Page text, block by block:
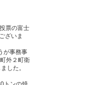
票の富士
ざいま
が事務事
外２町衛
した。